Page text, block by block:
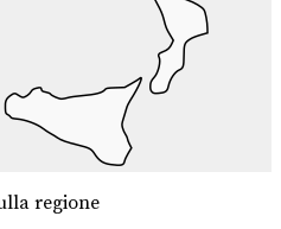
regione